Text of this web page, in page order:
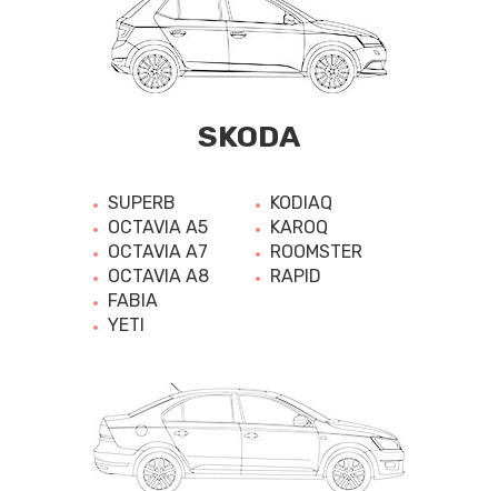
SKODA
SUPERB
OCTAVIA A5
OCTAVIA A7
OCTAVIA A8
FABIA
YETI
KODIAQ
KAROQ
ROOMSTER
RAPID